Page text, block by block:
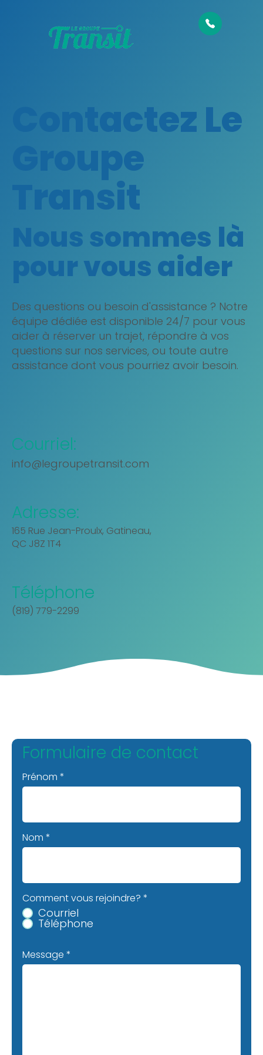
Contactez Le
Groupe
Transit
Nous sommes là
pour vous aider
Des questions ou besoin d'assistance ? Notre
équipe dédiée est disponible 24/7 pour vous
aider à réserver un trajet, répondre à vos
questions sur nos services, ou toute autre
assistance dont vous pourriez avoir besoin.
Courriel:
info@legroupetransit.com
Adresse:
165 Rue Jean-Proulx, Gatineau,
QC J8Z 1T4
Téléphone
(819) 779-2299
Prénom
Nom
Message
Formulaire de contact
Comment vous rejoindre? *
Courriel
Téléphone